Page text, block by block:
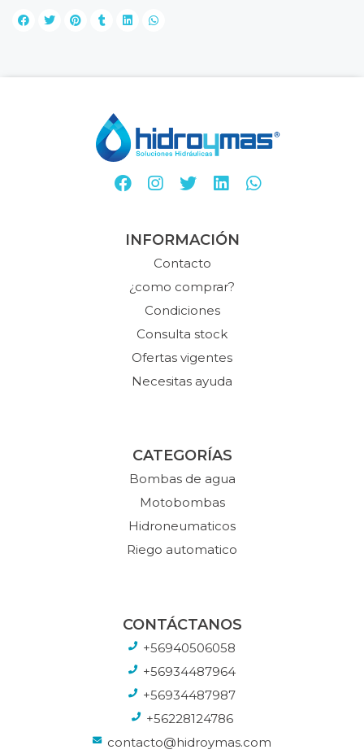
INFORMACIÓN
Contacto
¿como comprar?
Condiciones
Consulta stock
Ofertas vigentes
Necesitas ayuda
CATEGORÍAS
Bombas de agua
Motobombas
Hidroneumaticos
Riego automatico
CONTÁCTANOS
+56940506058
+56934487964
+56934487987
+56228124786
contacto@hidroymas.com